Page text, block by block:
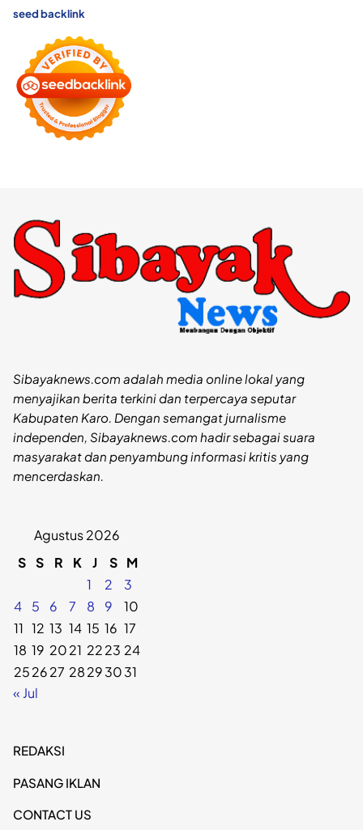
seed backlink
Sibayaknews.com adalah media online lokal yang
menyajikan berita terkini dan terpercaya seputar
Kabupaten Karo. Dengan semangat jurnalisme
independen, Sibayaknews.com hadir sebagai suara
masyarakat dan penyambung informasi kritis yang
mencerdaskan.
Agustus 2026
S S R K J S M
1
2
3
4
5 6 7 8 9
10
11 12 13 14 15 16 17
18 19 2021 2223 24
252627 28293031
« Jul
REDAKSI
PASANG IKLAN
CONTACT US